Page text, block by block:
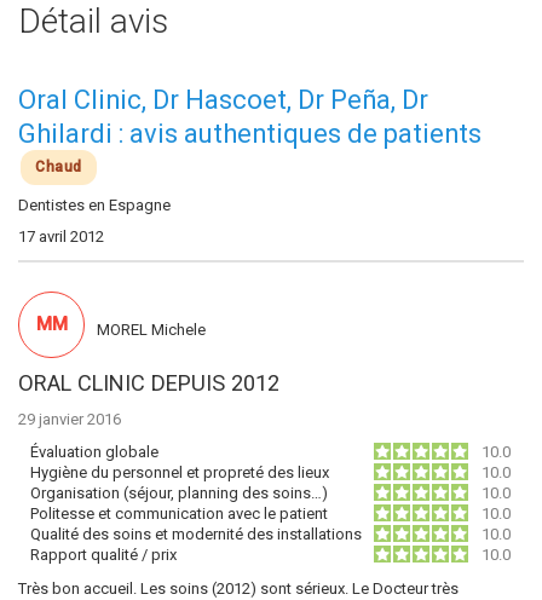
Détail avis
Oral Clinic, Dr Hascoet, Dr Peña, Dr
Ghilardi : avis authentiques de patients
Chaud
Dentistes en Espagne
17 avril 2012
ORAL CLINIC DEPUIS 2012
29 janvier 2016
Évaluation globale
10.0
Hygiène du personnel et propreté des lieux
10.0
Organisation (séjour, planning des soins…)
10.0
Politesse et communication avec le patient
10.0
Qualité des soins et modernité des installations
10.0
Rapport qualité / prix
10.0
Très bon accueil. Les soins (2012) sont sérieux. Le Docteur très
MM MOREL Michele